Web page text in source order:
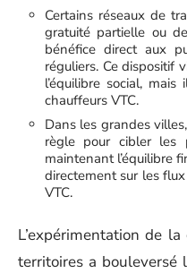
Certains réseaux de
gratuité partielle ou
bénéfice direct aux
réguliers. Ce dispositif
l’équilibre social,
chauffeurs VTC.
Dans les grandes
règle pour cibler les
maintenant l’équilibre
directement sur les
VTC.
L’expérimentation de
territoires a bouleversé